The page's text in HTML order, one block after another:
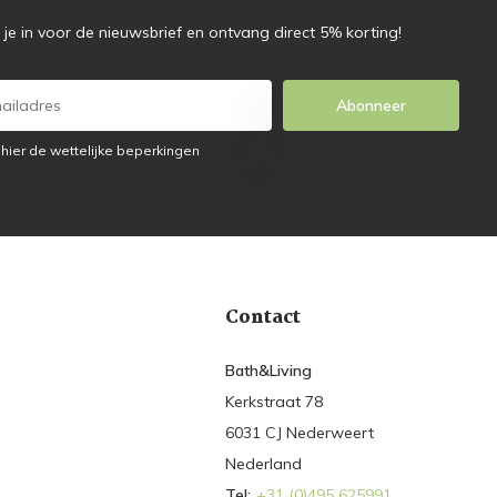
je in voor de nieuwsbrief en ontvang direct 5% korting!
Abonneer
de wettelijke beperkingen
Contact
Bath&Living
Kerkstraat 78
6031 CJ Nederweert
Nederland